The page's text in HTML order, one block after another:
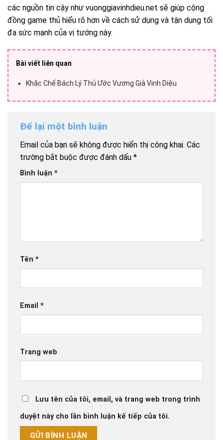
các nguồn tin cậy như vuonggiavinhdieu.net sẽ giúp cộng
đồng game thủ hiểu rõ hơn về cách sử dụng và tận dụng tối
đa sức mạnh của vị tướng này.
Bài viết liên quan
Khắc Chế Bách Lý Thủ Ước Vương Giả Vinh Diệu
Để lại một bình luận
Email của bạn sẽ không được hiển thị công khai. Các
trường bắt buộc được đánh dấu *
Bình luận *
Tên *
Email *
Trang web
Lưu tên của tôi, email, và trang web trong trình
duyệt này cho lần bình luận kế tiếp của tôi.